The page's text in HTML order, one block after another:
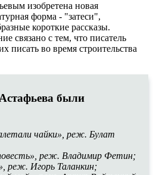
изобретена новая
форма - "затеси",
короткие рассказы.
связано с тем, что писатель
писать во время строительства
были
чайки», реж. Булат
реж. Владимир Фетин;
реж. Игорь Таланкин;